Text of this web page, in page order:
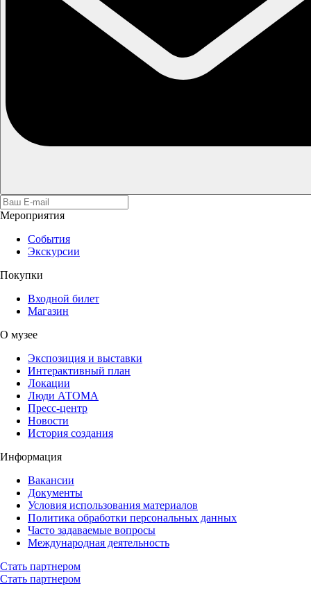
Мероприятия
События
Экскурсии
Покупки
Входной билет
Магазин
О музее
Экспозиция и выставки
Интерактивный план
Локации
Люди АТОМА
Пресс-центр
Новости
История создания
Информация
Вакансии
Документы
Условия использования материалов
Политика обработки персональных данных
Часто задаваемые вопросы
Международная деятельность
Стать партнером
Стать партнером